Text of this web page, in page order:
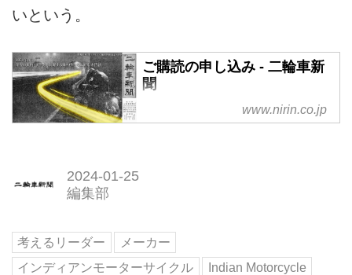
いという。
ご購読の申し込み - 二輪車新
聞
www.nirin.co.jp
2024-01-25
編集部
考えるリーダー
メーカー
インディアンモーターサイクル
Indian Motorcycle